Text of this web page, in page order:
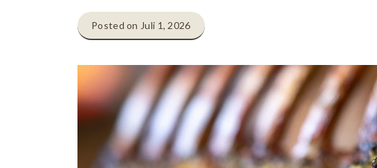
Posted on Juli 1, 2026